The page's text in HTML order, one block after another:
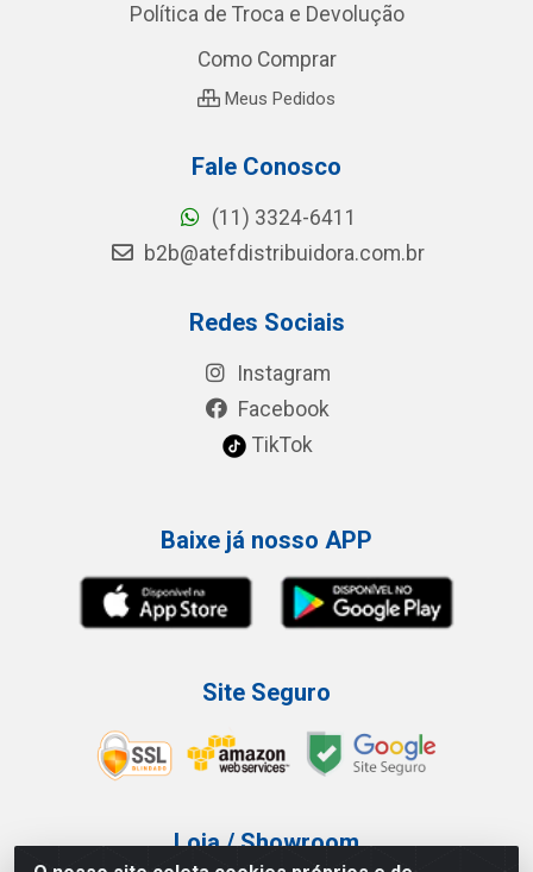
Política de Troca e Devolução
Como Comprar
Meus Pedidos
Fale Conosco
(11) 3324-6411
b2b@atefdistribuidora.com.br
Redes Sociais
Instagram
Facebook
TikTok
Baixe já nosso APP
Site Seguro
Loja / Showroom